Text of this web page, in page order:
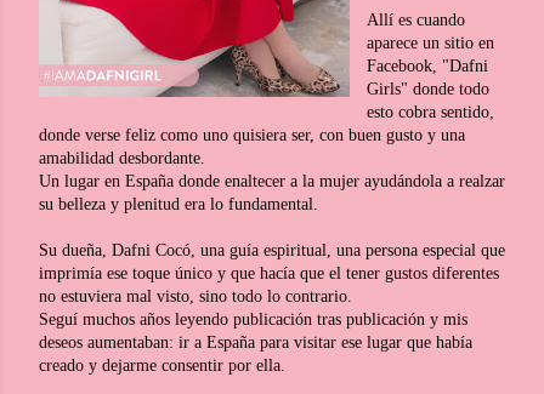
Allí es cuando
aparece un sitio en
Facebook, "Dafni
Girls" donde todo
esto cobra sentido,
donde verse feliz como uno quisiera ser, con buen gusto y una
amabilidad desbordante.
Un lugar en España donde enaltecer a la mujer ayudándola a realzar
su belleza y plenitud era lo fundamental.
Su dueña, Dafni Cocó, una guía espiritual, una persona especial que
imprimía ese toque único y que hacía que el tener gustos diferentes
no estuviera mal visto, sino todo lo contrario.
Seguí muchos años leyendo publicación tras publicación y mis
deseos aumentaban: ir a España para visitar ese lugar que había
creado y dejarme consentir por ella.